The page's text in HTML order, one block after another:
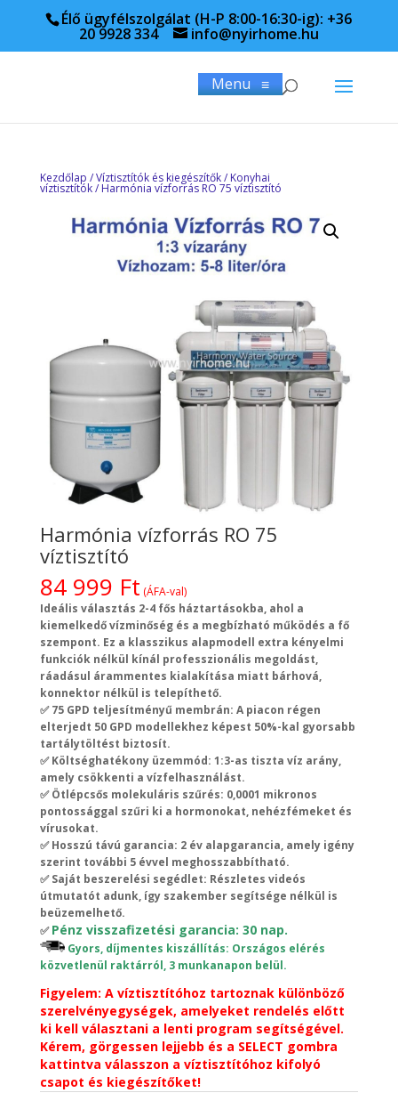
Élő ügyfélszolgálat (H-P 8:00-16:30-ig): +36
20 9928 334 info@nyirhome.hu
Menu≡
Kezdőlap /Víztisztítók és kiegészítők/ Konyhai
víztisztítók/ Harmónia vízforrás RO 75 víztisztító
Harmónia vízforrás RO 75
víztisztító
84 999 Ft (ÁFA-val)
Ideális választás 2-4 fős háztartásokba, ahol a
kiemelkedő vízminőség és a megbízható működés a fő
szempont. Ez a klasszikus alapmodell extra kényelmi
funkciók nélkül kínál professzionális megoldást,
ráadásul árammentes kialakítása miatt bárhová,
konnektor nélkül is telepíthető.
✅ 75 GPD teljesítményű membrán: A piacon régen
elterjedt 50 GPD modellekhez képest 50%-kal gyorsabb
tartálytöltést biztosít.
✅ Költséghatékony üzemmód: 1:3-as tiszta víz arány,
amely csökkenti a vízfelhasználást.
✅ Ötlépcsős molekuláris szűrés: 0,0001 mikronos
pontossággal szűri ki a hormonokat, nehézfémeket és
vírusokat.
✅ Hosszú távú garancia: 2 év alapgarancia, amely igény
szerint további 5 évvel meghosszabbítható.
✅ Saját beszerelési segédlet: Részletes videós
útmutatót adunk, így szakember segítsége nélkül is
beüzemelhető.
✅Pénz visszafizetési garancia: 30 nap.
Gyors, díjmentes kiszállítás: Országos elérés
közvetlenül raktárról, 3 munkanapon belül.
Figyelem: A víztisztítóhoz tartoznak különböző
szerelvényegységek, amelyeket rendelés előtt
ki kell választani a lenti program segítségével.
Kérem, görgessen lejjebb és a SELECT gombra
kattintva válasszon a víztisztítóhoz kifolyó
csapot és kiegészítőket!